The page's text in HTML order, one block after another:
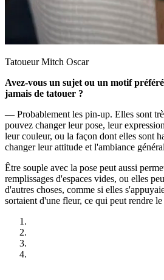
Tatoueur Mitch Oscar
Avez-vous un sujet ou un motif
jamais de tatouer ?
— Probablement les pin-up. Elles sont
pouvez changer leur pose, leur
leur couleur, ou la façon dont elles sont
changer leur attitude et l'ambiance
Être souple avec la pose peut aussi
remplissages d'espaces vides, ou elles
d'autres choses, comme si elles
sortaient d'une fleur, ce qui peut rendre